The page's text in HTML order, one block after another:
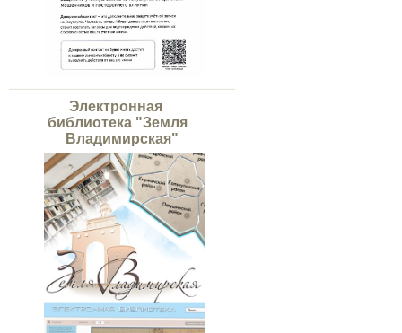
Электронная
библиотека "Земля
Владимирская"